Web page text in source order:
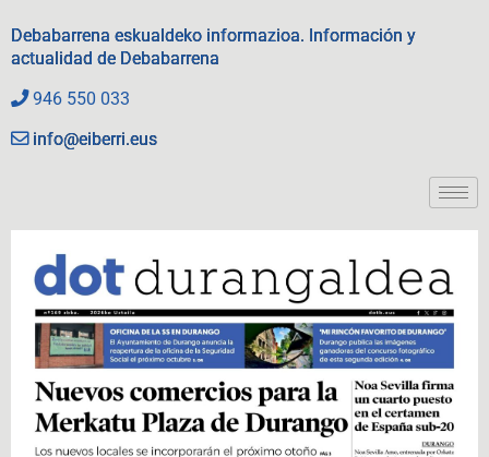
Debabarrena eskualdeko informazioa. Información y
actualidad de Debabarrena
946 550 033
info@eiberri.eus